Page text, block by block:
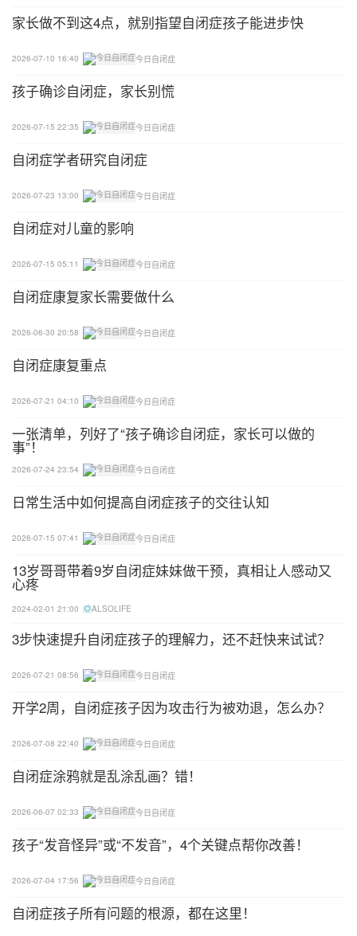
么他们很少接触别人的眼神，不过对于部分自闭症人
士的采访有助于回答这个问题。
如果别人这样紧紧看着我，“我感觉自己很像一只显
微镜下的昆虫”“我感觉自己要烧起来了”“感觉自己犯
了错或脸上有什么东西”“像没穿衣服”……
部分自闭症人士告诉我们，之所以无法直视别人的眼
理别人的表情，以及从他们眼睛里看到的东西上面，
他根本就不知道发生了什么事情。
一颗平常心最是难得
Sean是个自闭症孩子，他有哪些与众不同之处呢：
天三点钟去散步；不会与人眼睛交流；有一点敏
感……
简单温馨的迪士尼动画短片讲了三个普通孩子和一个
自闭症孩子Sean相处的故事。以普通孩子的视角告
知了自闭症孩子的几个重要特征，让大家用平常的心
态看待自闭症孩子Sean。
从游戏中观察孩子是否有自闭症倾向
孤独症康复讲究早发现、早诊断、早干预，很多家长
等孩子确诊后回想起来，哦，原来孩子以前在某些方
面已经不对劲了，而自己没有引起重视，耽误了治疗
时间。
首都医科大学附属北京儿童医院儿童保健中心副主
任、副主任医师马扬也曾经撰写过一篇文章，《孤独
症的早期识别》，对于自闭症症的早期症状表现，临
床上有一些预警征象，分享给大家。
通过NT儿童和自闭症儿童在游戏中的不同表现，教
会大家识别孩子可能孤独症——
◆普通孩子的游戏行为：让其他人参与游戏；表现出
有意义、有目的的假扮游戏行为；对人微笑以分享快
趣；不让他人加入游戏；叫名不应；喜欢挠痒痒但不
家长做不到这4点，就别指望自闭症孩子能进步快
2026-07-10 16:40 今日自闭症
孩子确诊自闭症，家长别慌
2026-07-15 22:35 今日自闭症
自闭症学者研究自闭症
2026-07-23 13:00 今日自闭症
自闭症对儿童的影响
2026-07-15 05:11 今日自闭症
自闭症康复家长需要做什么
2026-06-30 20:58 今日自闭症
自闭症康复重点
2026-07-21 04:10 今日自闭症
一张清单，列好了“孩子确诊自闭症，家长可以做的
事”！
2026-07-24 23:54 今日自闭症
​日常生活中如何提高自闭症孩子的交往认知
2026-07-15 07:41 今日自闭症
13岁哥哥带着9岁自闭症妹妹做干预，真相让人感动又
心疼
2024-02-01 21:00 ALSOLIFE
3步快速提升自闭症孩子的理解力，还不赶快来试试？
2026-07-21 08:56 今日自闭症
开学2周，自闭症孩子因为攻击行为被劝退，怎么办？
2026-07-08 22:40 今日自闭症
自闭症涂鸦就是乱涂乱画？错！
2026-06-07 02:33 今日自闭症
孩子“发音怪异”或“不发音”，4个关键点帮你改善！
2026-07-04 17:56 今日自闭症
自闭症孩子所有问题的根源，都在这里！